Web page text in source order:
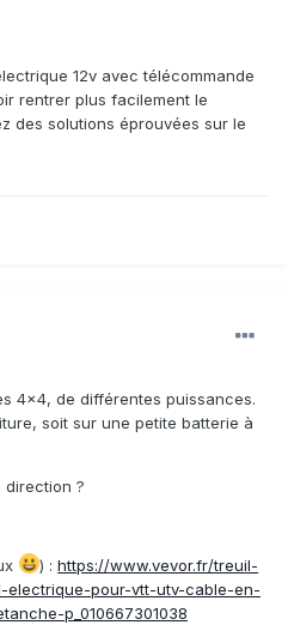
12v avec télécommande
rentrer plus facilement le
des solutions éprouvées sur le
4x4, de différentes puissances.
soit sur une petite batterie à
?
) :https://www.vevor.fr/treuil-
electrique-pour-vtt-utv-cable-en-
p_010667301038